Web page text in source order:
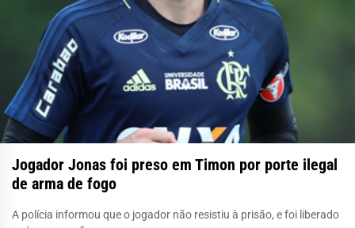
Jogador Jonas foi preso em Timon por porte ilegal
de arma de fogo
A polícia informou que o jogador não resistiu à prisão, e foi liberado